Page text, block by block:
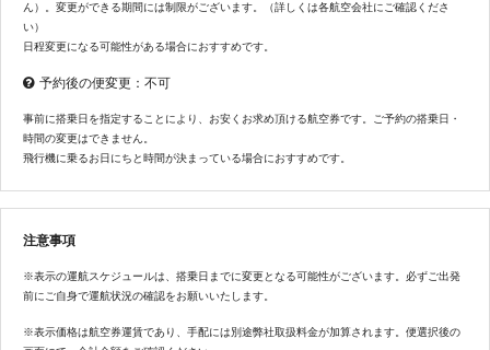
ん）。変更ができる期間には制限がございます。（詳しくは各航空会社にご確認くださ
い）
日程変更になる可能性がある場合におすすめです。
予約後の便変更：不可
事前に搭乗日を指定することにより、お安くお求め頂ける航空券です。ご予約の搭乗日・
時間の変更はできません。
飛行機に乗るお日にちと時間が決まっている場合におすすめです。
注意事項
※表示の運航スケジュールは、搭乗日までに変更となる可能性がございます。必ずご出発
前にご自身で運航状況の確認をお願いいたします。
※表示価格は航空券運賃であり、手配には別途弊社取扱料金が加算されます。便選択後の